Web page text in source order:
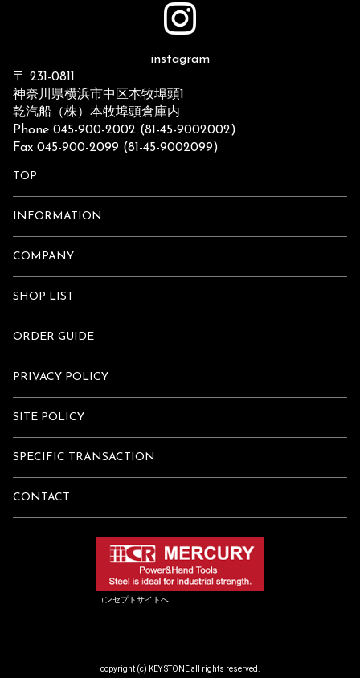
instagram
〒 231-0811
神奈川県横浜市中区本牧埠頭1
乾汽船（株）本牧埠頭倉庫内
Phone 045-900-2002 (81-45-9002002)
Fax 045-900-2099 (81-45-9002099)
TOP
INFORMATION
COMPANY
SHOP LIST
ORDER GUIDE
PRIVACY POLICY
SITE POLICY
SPECIFIC TRANSACTION
CONTACT
コンセプトサイトへ
copyright (c) KEY STONE all rights reserved.